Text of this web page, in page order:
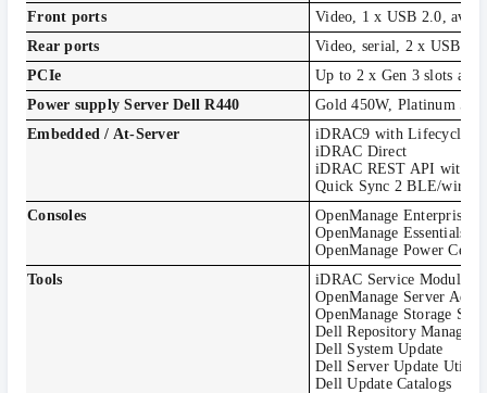
Front ports
Video, 1 x USB 2.0,
Rear ports
Video, serial, 2 x USB
PCIe
Up to 2 x Gen 3 slots all
Power supply Server Dell R440
Gold 450W, Platinum
Embedded / At-Server
iDRAC9 with Lifecycle
iDRAC Direct
iDRAC REST API with
Quick Sync 2 BLE/
Consoles
OpenManage Enterprise
OpenManage Essentials
OpenManage Power
Tools
iDRAC Service Module
OpenManage Server
OpenManage Storage
Dell Repository Manager
Dell System Update
Dell Server Update Utility
Dell Update Catalogs